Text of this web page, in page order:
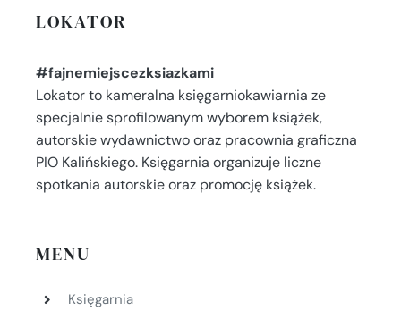
LOKATOR
#fajnemiejscezksiazkami
Lokator to kameralna księgarniokawiarnia ze
specjalnie sprofilowanym wyborem książek,
autorskie wydawnictwo oraz pracownia graficzna
PIO Kalińskiego. Księgarnia organizuje liczne
spotkania autorskie oraz promocję książek.
MENU
Księgarnia